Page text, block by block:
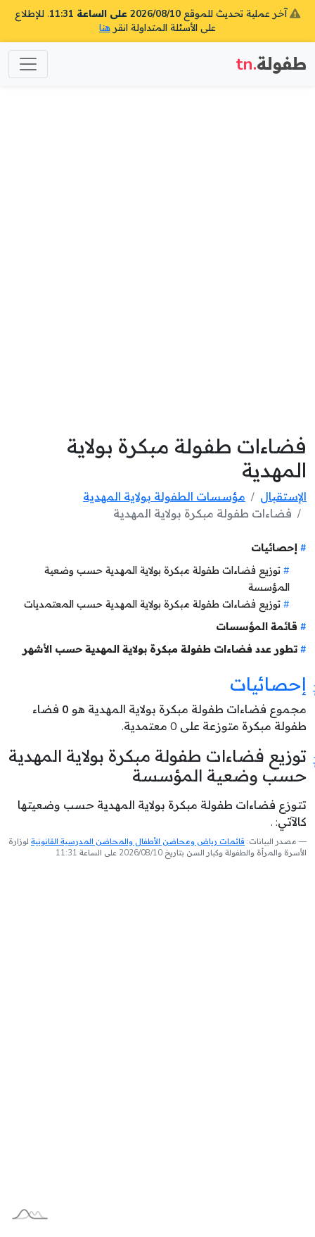
آخر عملية تحديث للموقع 2026/08/10 على الساعة 11:31
. للإطلاع
على الأسئلة المتداولة انقر هنا
طفولة.tn
فضاءات طفولة مبكرة بولاية
المهدية
الإستقبال
مؤسسات الطفولة بولاية المهدية
فضاءات طفولة مبكرة بولاية المهدية
إحصائيات
توزيع فضاءات طفولة مبكرة بولاية المهدية حسب وضعية
المؤسسة
توزيع فضاءات طفولة مبكرة بولاية المهدية حسب المعتمديات
قائمة المؤسسات
تطور عدد فضاءات طفولة مبكرة بولاية المهدية حسب الأشهر
إحصائيات
مجموع فضاءات طفولة مبكرة بولاية المهدية هو 0 فضاء
طفولة مبكرة متوزعة على 0 معتمدية.
توزيع فضاءات طفولة مبكرة بولاية المهدية
حسب وضعية المؤسسة
تتوزع فضاءات طفولة مبكرة بولاية المهدية حسب وضعيتها
كالآتي: .
مصدر البيانات: قائمات رياض ومحاضن الأطفال والمحاضن المدرسية القانونية لوزارة
الأسرة والمرأة والطفولة وكبار السن بتاريخ 2026/08/10 على الساعة 11:31